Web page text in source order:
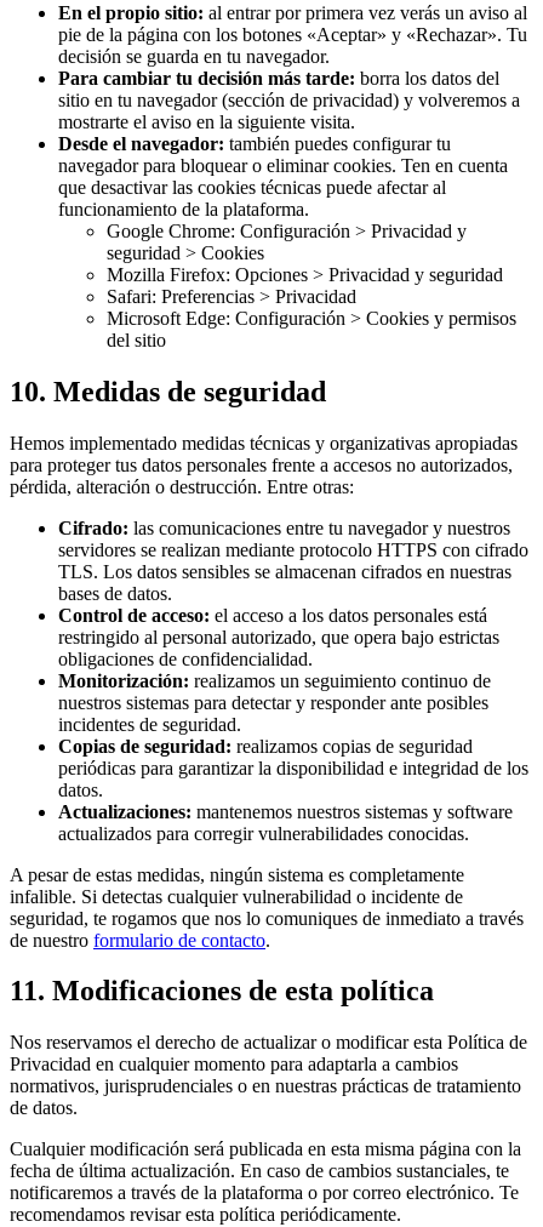
En el propio sitio: al entrar por primera vez verás un aviso al
pie de la página con los botones «Aceptar» y «Rechazar». Tu
decisión se guarda en tu navegador.
Para cambiar tu decisión más tarde: borra los datos del
sitio en tu navegador (sección de privacidad) y volveremos a
mostrarte el aviso en la siguiente visita.
Desde el navegador: también puedes configurar tu
navegador para bloquear o eliminar cookies. Ten en cuenta
que desactivar las cookies técnicas puede afectar al
funcionamiento de la plataforma.
Google Chrome: Configuración > Privacidad y
seguridad > Cookies
Mozilla Firefox: Opciones > Privacidad y seguridad
Safari: Preferencias > Privacidad
Microsoft Edge: Configuración > Cookies y permisos
del sitio
10. Medidas de seguridad
Hemos implementado medidas técnicas y organizativas apropiadas
para proteger tus datos personales frente a accesos no autorizados,
pérdida, alteración o destrucción. Entre otras:
Cifrado: las comunicaciones entre tu navegador y nuestros
servidores se realizan mediante protocolo HTTPS con cifrado
TLS. Los datos sensibles se almacenan cifrados en nuestras
bases de datos.
Control de acceso: el acceso a los datos personales está
restringido al personal autorizado, que opera bajo estrictas
obligaciones de confidencialidad.
Monitorización: realizamos un seguimiento continuo de
nuestros sistemas para detectar y responder ante posibles
incidentes de seguridad.
Copias de seguridad: realizamos copias de seguridad
periódicas para garantizar la disponibilidad e integridad de los
datos.
Actualizaciones: mantenemos nuestros sistemas y software
actualizados para corregir vulnerabilidades conocidas.
A pesar de estas medidas, ningún sistema es completamente
infalible. Si detectas cualquier vulnerabilidad o incidente de
seguridad, te rogamos que nos lo comuniques de inmediato a través
de nuestro formulario de contacto.
11. Modificaciones de esta política
Nos reservamos el derecho de actualizar o modificar esta Política de
Privacidad en cualquier momento para adaptarla a cambios
normativos, jurisprudenciales o en nuestras prácticas de tratamiento
de datos.
Cualquier modificación será publicada en esta misma página con la
fecha de última actualización. En caso de cambios sustanciales, te
notificaremos a través de la plataforma o por correo electrónico. Te
recomendamos revisar esta política periódicamente.